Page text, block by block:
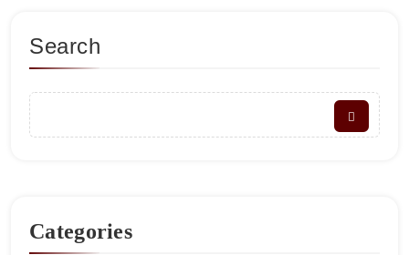
Search
Categories